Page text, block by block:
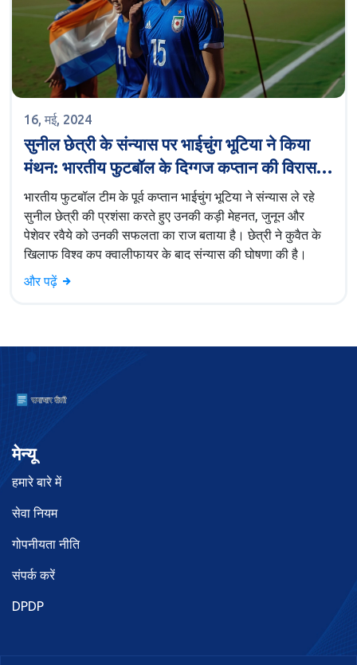
16, मई, 2024
सुनील छेत्री के संन्यास पर भाईचुंग भूटिया ने किया
मंथन: भारतीय फुटबॉल के दिग्गज कप्तान की विरासत
पर प्रतिबिंब
भारतीय फुटबॉल टीम के पूर्व कप्तान भाईचुंग भूटिया ने संन्यास ले रहे
सुनील छेत्री की प्रशंसा करते हुए उनकी कड़ी मेहनत, जुनून और
पेशेवर रवैये को उनकी सफलता का राज बताया है। छेत्री ने कुवैत के
खिलाफ विश्व कप क्वालीफायर के बाद संन्यास की घोषणा की है।
और पढ़ें
मेन्यू
हमारे बारे में
सेवा नियम
गोपनीयता नीति
संपर्क करें
DPDP